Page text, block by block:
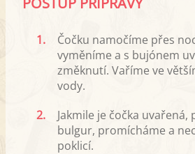
1.
Čočku namočíme přes
vyměníme a s bujónem
změknutí. Vaříme ve
vody.
2.
Jakmile je čočka uvařená,
bulgur, promícháme a
poklicí.